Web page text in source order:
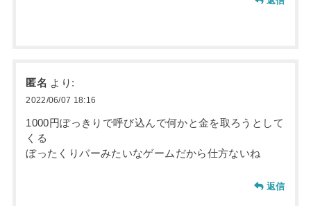
匿名 より:
2022/06/07 18:16
1000円ぽっきりで呼び込んで何かと金を取ろうとして
くる
ぼったくりバーみたいなゲームだから仕方ないね
返信